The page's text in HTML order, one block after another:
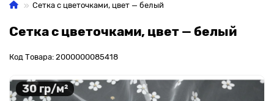
Сетка с цветочками, цвет — белый
Сетка с цветочками, цвет — белый
Код Товара: 2000000085418
30 гр/м²